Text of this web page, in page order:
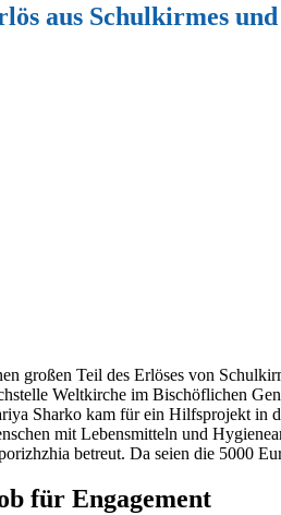
aus Schulkirmes
großen Teil des Erlöses von
Weltkirche im Bischöflichen
Sharko kam für ein Hilfsprojekt in
mit Lebensmitteln und
betreut. Da seien die 5000
für Engagement